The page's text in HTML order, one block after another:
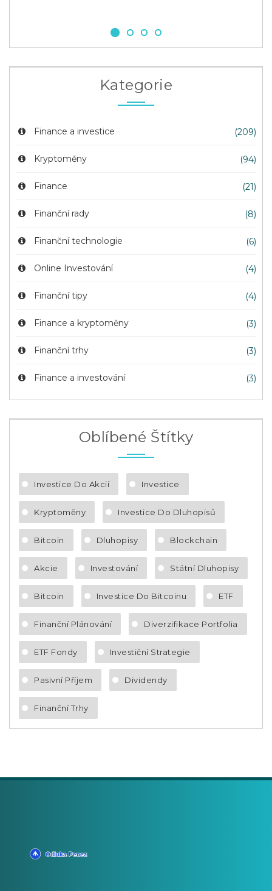
Kategorie
Finance a investice (209)
Kryptoměny (94)
Finance (21)
Finanční rady (8)
Finanční technologie (6)
Online Investování (4)
Finanční tipy (4)
Finance a kryptoměny (3)
Finanční trhy (3)
Finance a investování (3)
Oblíbené Štítky
Investice Do Akcií Investice
Kryptoměny Investice Do Dluhopisů
Bitcoin Dluhopisy Blockchain
Akcie Investování Státní Dluhopisy
Bitcoin Investice Do Bitcoinu ETF
Finanční Plánování Diverzifikace Portfolia
ETF Fondy Investiční Strategie
Pasivní Příjem Dividendy
Finanční Trhy